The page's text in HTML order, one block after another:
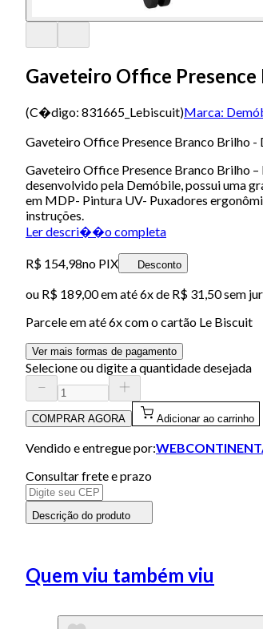
Gaveteiro Office
(C�digo: 831665_Lebiscuit)Marca:
Gaveteiro Office Presence Branco Brilho -
Gaveteiro Office Presence Branco Brilho
desenvolvido pela Demóbile, possui uma
em MDP- Pintura UV- Puxadores
instruções.
Ler descri��o completa
R$ 154,98no PIX Desconto
ou R$ 189,00em até6x de R$ 31,50 sem
Parcele em até6x com o cartão Le Biscuit
Ver mais formas de pagamento
Selecione ou digite a quantidade desejada
COMPRAR AGORA Adicionar ao carrinho
Vendido e entregue por:
Consultar frete e prazo
Descrição do produto
Quem viu também viu